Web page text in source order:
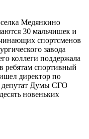
Медянкино
30 мальчишек и
спортсменов
завода
коллеги поддержала
ребятам спортивный
директор по
депутат Думы СГО
новеньких